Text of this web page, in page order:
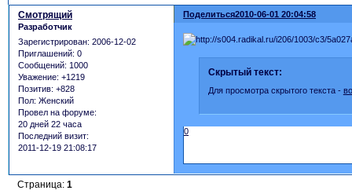
Поделиться2010-06-01 20:04:58
Смотрящий
Разработчик
Зарегистрирован: 2006-12-02
Приглашений: 0
Сообщений: 1000
Уважение: +1219
Позитив: +828
Пол: Женский
Провел на форуме:
20 дней 22 часа
Последний визит:
2011-12-19 21:08:17
Скрытый текст:
Для просмотра скрытого текста -
0
Страница:1